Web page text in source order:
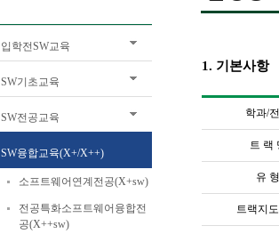
입학전SW교육
SW기초교육
SW전공교육
SW융합교육(X+/X++)
소프트웨어연계전공(X+sw)
전공특화소프트웨어융합전
공(X++sw)
1. 기본사항
학과/
트 랙
유 형
트랙지